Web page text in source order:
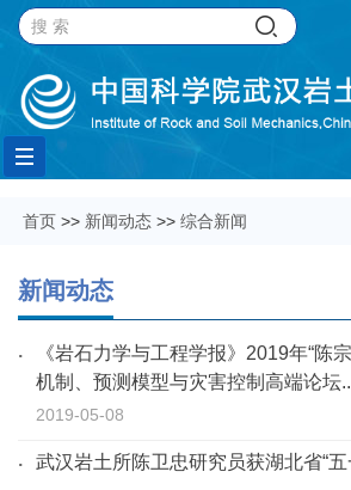
Toggle
navigation
首页 >> 新闻动态 >> 综合新闻
新闻动态
《岩石力学与工程学报》2019年“陈
机制、预测模型与灾害控制高端论坛
2019-05-08
武汉岩土所陈卫忠研究员获湖北省“五